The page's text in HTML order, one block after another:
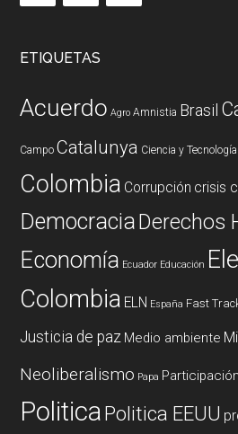
ETIQUETAS
Acuerdo Agro Amnistia Brasil
Campo Catalunya Ciencia y Tecnología
Colombia Corrupción crisis
DemocraciaDerechos
Economía Ecuador Educación
Colombia ELN España Fast
Justicia de paz Medio ambiente
Neoliberalismo Papa Participación
PoliticaPolitica EEUU